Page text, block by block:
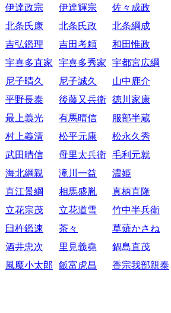
伊達政宗 伊達輝宗 佐々成政
北条氏康 北条氏政 北条綱成
吉弘鑑理 吉田考頼 和田惟政
宇喜多直家 宇喜多秀家 宇都宮広綱
尼子晴久 尼子誠久 山中鹿介
平野長泰 後藤又兵衛 徳川家康
最上義光 有馬晴信 服部半蔵
村上義清 松平元康 松永久秀
武田晴信 母里太兵衛 毛利元就
海北綱親 滝川一益 濃姫
直江景綱 相馬盛胤 真柄直隆
立花宗茂 立花道雪 竹中半兵衛
臼杵鑑速 茶々 草薙かさね
酒井忠次 里見義堯 鍋島直茂
風魔小太郎 飯富虎昌 香宗我部親泰